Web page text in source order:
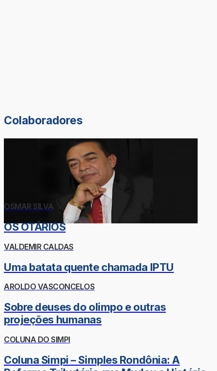
Colaboradores
OSMAR SILVA
OS OTÁRIOS
VALDEMIR CALDAS
Uma batata quente chamada IPTU
AROLDO VASCONCELOS
Sobre deuses do olimpo e outras
projeções humanas
COLUNA DO SIMPI
Coluna Simpi – Simples Rondônia: A